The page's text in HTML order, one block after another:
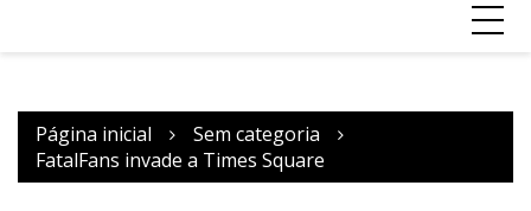
Página inicial
Sem categoria
FatalFans invade a Times Square